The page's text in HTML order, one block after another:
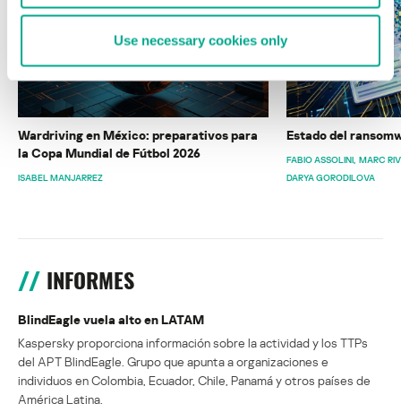
Use necessary cookies only
Wardriving en México: preparativos para
la Copa Mundial de Fútbol 2026
ISABEL MANJARREZ
Estado del
FABIO ASSOLINI MARC
DARYA GORODILOVA
INFORMES
BlindEagle vuela alto en LATAM
Kaspersky proporciona información sobre la actividad y los TTPs
del APT BlindEagle. Grupo que apunta a organizaciones e
individuos en Colombia, Ecuador, Chile, Panamá y otros países de
América Latina.